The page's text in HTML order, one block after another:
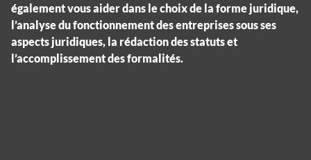
également vous aider dans le choix de la forme juridique,
l’analyse du fonctionnement des entreprises sous ses
aspects juridiques, la rédaction des statuts et
l’accomplissement des formalités.